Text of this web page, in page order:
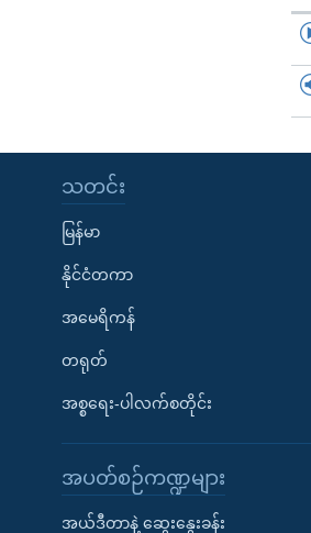
သတင်း
မြန်မာ
နိုင်ငံတကာ
အမေရိကန်
တရုတ်
အစ္စရေး-ပါလက်စတိုင်း
အပတ်စဉ်ကဏ္ဍများ
အယ်ဒီတာနဲ့ ဆွေးနွေးခန်း